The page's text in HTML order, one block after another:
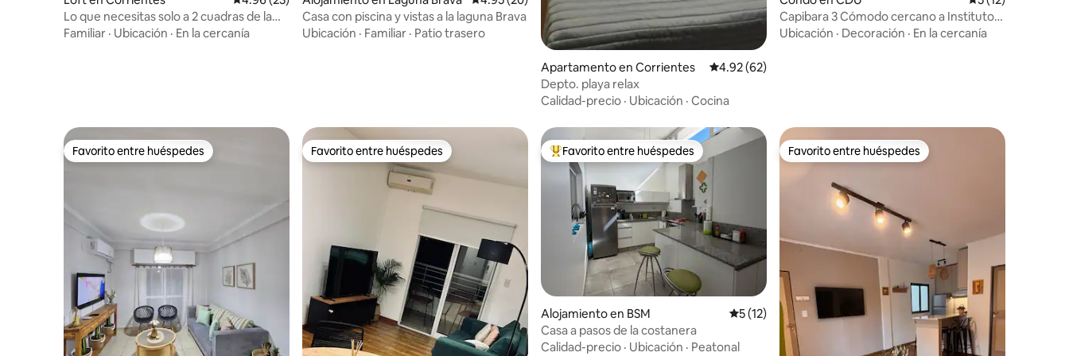
Lo que necesitas solo a 2 cuadras de la
costanera.
Familiar · Ubicación · En la cercanía
Casa con piscina y vistas a la laguna Brava
Ubicación · Familiar · Patio trasero
Apartamento en Corrientes Calificación promedio: 4.92 de 5, 62 reseñas
4.92 (62)
Depto. playa relax
Calidad-precio · Ubicación · Cocina
Capibara 3 Cómodo cercano a Instituto
Cardiológico
Ubicación · Decoración · En la cercanía
Favorito entre huéspedes
Favorito entre huéspedes Favorito entre huéspedes
Favorito entre huéspedes Favorito entre huéspedes preferido
Favorito entre huéspedes
Alojamiento en BSM Calificación promedio: 5 de 5, 12 reseñas
5 (12)
Casa a pasos de la costanera
Calidad-precio · Ubicación · Peatonal
Favorito entre huéspedes
Favorito entre huéspedes